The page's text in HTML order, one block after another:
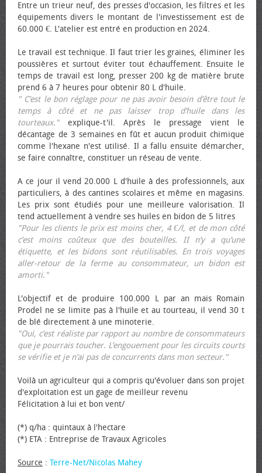
Entre un trieur neuf, des presses d'occasion, les filtres et les
équipements divers le montant de l'investissement est de
60.000 €. L'atelier est entré en production en 2024.
Le travail est technique. Il faut trier les graines, éliminer les
poussières et surtout éviter tout échauffement. Ensuite le
temps de travail est long, presser 200 kg de matière brute
prend 6 à 7 heures pour obtenir 80 L d'huile.
" C’est le bon réglage pour ne pas avoir besoin d’être tout le
temps à côté et ne pas laisser trop d’huile dans les
tourteaux."explique-t'il. Après le pressage vient le
décantage de 3 semaines en fût et aucun produit chimique
comme l'hexane n'est utilisé. Il a fallu ensuite démarcher,
se faire connaître, constituer un réseau de vente.
A ce jour il vend 20.000 L d'huile à des professionnels, aux
particuliers, à des cantines scolaires et même en magasins.
Les prix sont étudiés pour une meilleure valorisation. Il
tend actuellement à vendre ses huiles en bidon de 5 litres
"Pour les clients le prix est moins cher, 4 €/l, et de mon côté
c’est moins coûteux que des bouteilles. II n’y a qu’une
étiquette, et les bidons sont réutilisables. En trois voyages
aller-retour de la ferme au consommateur, un bidon est
amorti."
L'objectif et de produire 100.000 L par an mais Romain
Prodel ne se limite pas à l'huile et au tourteau, il vend 30 t
de blé directement à une minoterie.
"Oui, c’est réaliste par rapport au nombre de consommateurs
que je pourrais toucher. L’engouement pour les circuits courts
se vérifie et je n’ai pas de concurrents dans mon secteur."
Voilà un agriculteur qui a compris qu'évoluer dans son projet
d'exploitation est un gage de meilleur revenu
Félicitation à lui et bon vent/
(*) q/ha : quintaux à l'hectare
(*) ETA : Entreprise de Travaux Agricoles
Source : Terre-Net/Nicolas Mahey